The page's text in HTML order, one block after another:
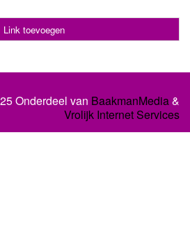
Link toevoegen
Onderdeel van BaakmanMedia&
Vrolijk Internet Services